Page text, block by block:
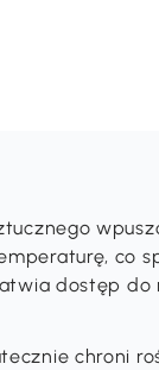
co
dostęp do
chroni